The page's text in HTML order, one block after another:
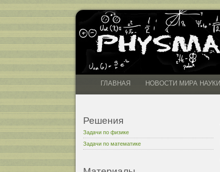
ГЛАВНАЯ НОВОСТИ МИРА НАУКИ
Решения
Задачи по физике
Задачи по математике